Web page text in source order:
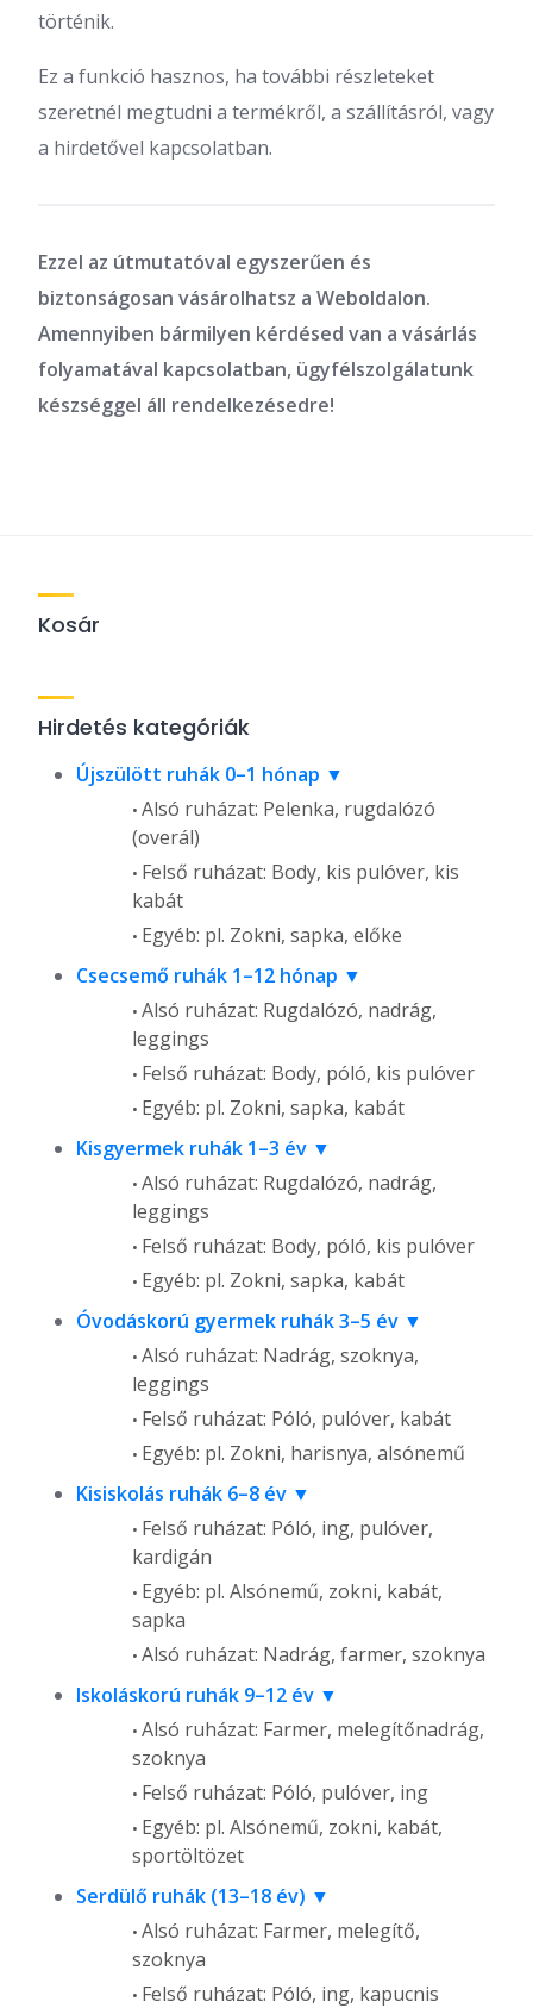
történik.
Ez a funkció hasznos, ha további részleteket
szeretnél megtudni a termékről, a szállításról, vagy
a hirdetővel kapcsolatban.
Ezzel az útmutatóval egyszerűen és
biztonságosan vásárolhatsz a Weboldalon.
Amennyiben bármilyen kérdésed van a vásárlás
folyamatával kapcsolatban, ügyfélszolgálatunk
készséggel áll rendelkezésedre!
Kosár
Hirdetés kategóriák
Újszülött ruhák 0–1 hónap
Alsó ruházat: Pelenka, rugdalózó
(overál)
Felső ruházat: Body, kis pulóver, kis
kabát
Egyéb: pl. Zokni, sapka, előke
Csecsemő ruhák 1–12 hónap
Alsó ruházat: Rugdalózó, nadrág,
leggings
Felső ruházat: Body, póló, kis pulóver
Egyéb: pl. Zokni, sapka, kabát
Kisgyermek ruhák 1–3 év
Alsó ruházat: Rugdalózó, nadrág,
leggings
Felső ruházat: Body, póló, kis pulóver
Egyéb: pl. Zokni, sapka, kabát
Óvodáskorú gyermek ruhák 3–5 év
Alsó ruházat: Nadrág, szoknya,
leggings
Felső ruházat: Póló, pulóver, kabát
Egyéb: pl. Zokni, harisnya, alsónemű
Kisiskolás ruhák 6–8 év
Felső ruházat: Póló, ing, pulóver,
kardigán
Egyéb: pl. Alsónemű, zokni, kabát,
sapka
Alsó ruházat: Nadrág, farmer, szoknya
Iskoláskorú ruhák 9–12 év
Alsó ruházat: Farmer, melegítőnadrág,
szoknya
Felső ruházat: Póló, pulóver, ing
Egyéb: pl. Alsónemű, zokni, kabát,
sportöltözet
Serdülő ruhák (13–18 év)
Alsó ruházat: Farmer, melegítő,
szoknya
Felső ruházat: Póló, ing, kapucnis